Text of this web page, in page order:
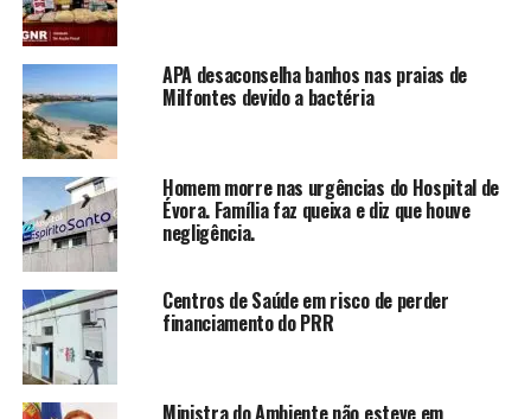
APA desaconselha banhos nas praias de
Milfontes devido a bactéria
Homem morre nas urgências do Hospital de
Évora. Família faz queixa e diz que houve
negligência.
Centros de Saúde em risco de perder
financiamento do PRR
Ministra do Ambiente não esteve em